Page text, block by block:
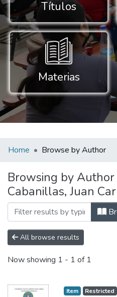
Títulos
Materias
Home Browse by Author
Browsing by
Cabanillas, Juan
All browse results
Now showing 1 - 1 of 1
Item Restricted